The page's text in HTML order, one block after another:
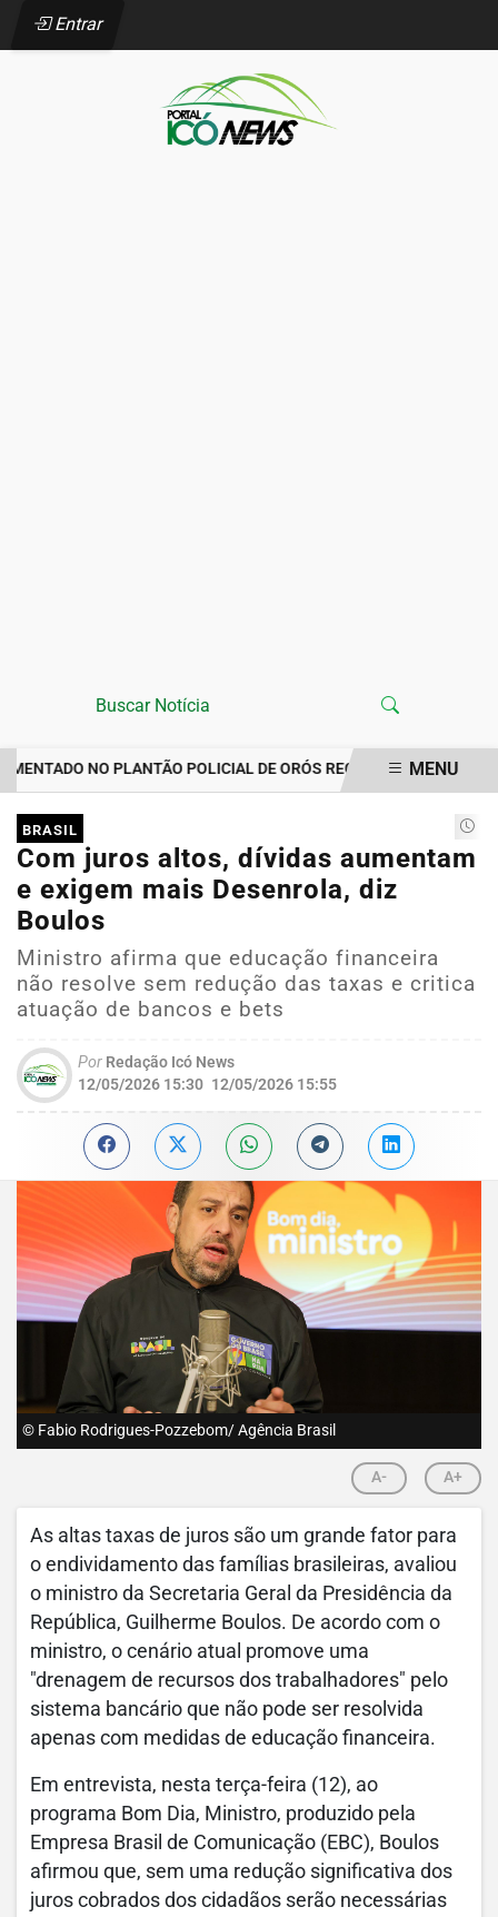
Entrar
NO PLANTÃO POLICIAL DE ORÓS REGISTRA
EM ALTA
MENU
BRASIL
Com juros altos, dívidas aumentam
e exigem mais Desenrola, diz
Boulos
Ministro afirma que educação financeira
não resolve sem redução das taxas e critica
atuação de bancos e bets
Por Redação Icó News
12/05/2026 15:30 12/05/2026 15:55
© Fabio Rodrigues-Pozzebom/ Agência Brasil
A- A+
As altas taxas de juros são um grande fator para
o endividamento das famílias brasileiras, avaliou
o ministro da Secretaria Geral da Presidência da
República, Guilherme Boulos. De acordo com o
ministro, o cenário atual promove uma
"drenagem de recursos dos trabalhadores" pelo
sistema bancário que não pode ser resolvida
apenas com medidas de educação financeira.
Em entrevista, nesta terça-feira (12), ao
programa Bom Dia, Ministro, produzido pela
Empresa Brasil de Comunicação (EBC), Boulos
afirmou que, sem uma redução significativa dos
juros cobrados dos cidadãos serão necessárias